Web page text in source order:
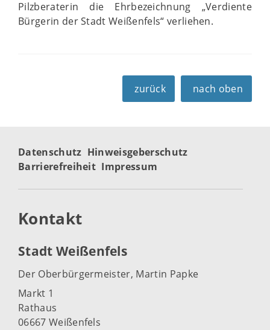
Pilzberaterin die Ehrbezeichnung „Verdiente
Bürgerin der Stadt Weißenfels“ verliehen.
zurück nach oben
Datenschutz Hinweisgeberschutz
Barrierefreiheit Impressum
Kontakt
Stadt Weißenfels
Der Oberbürgermeister, Martin Papke
Markt 1
Rathaus
06667 Weißenfels